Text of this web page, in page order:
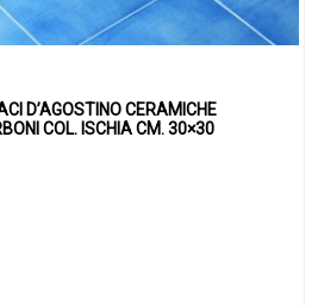
D’AGOSTINO CERAMICHE
COL. ISCHIA CM. 30×30